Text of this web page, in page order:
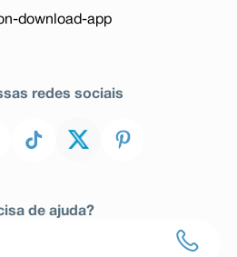
redes sociais
de ajuda?